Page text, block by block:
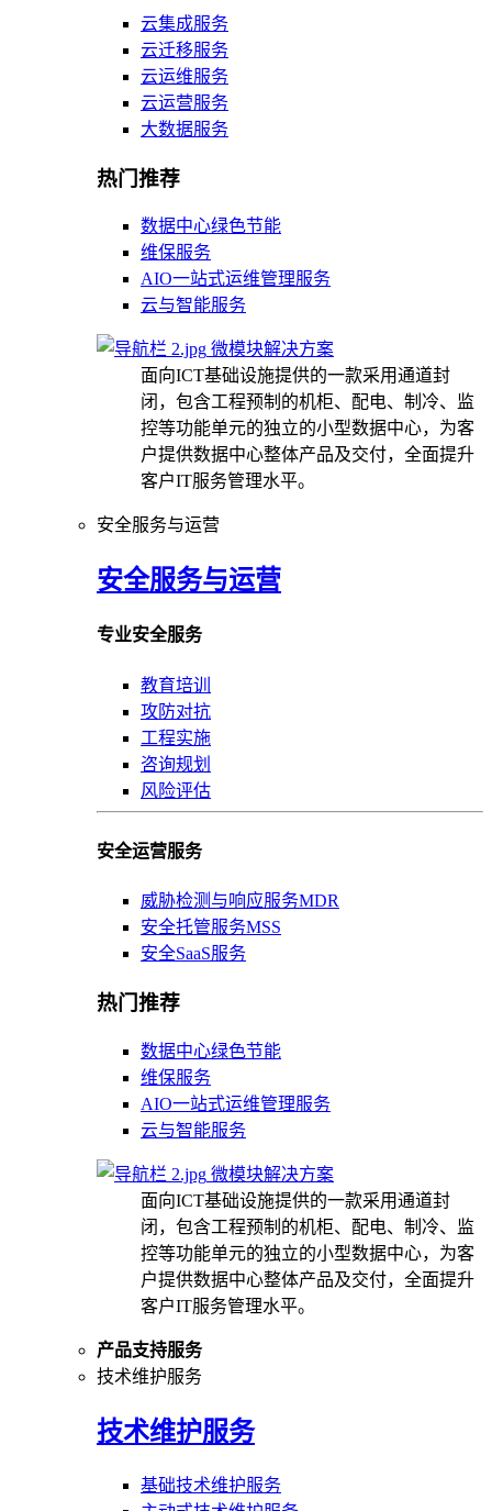
云集成服务
云迁移服务
云运维服务
云运营服务
大数据服务
热门推荐
数据中心绿色节能
维保服务
AIO一站式运维管理服务
云与智能服务
微模块解决方案
面向ICT基础设施提供的一款采用通道封
闭，包含工程预制的机柜、配电、制冷、监
控等功能单元的独立的小型数据中心，为客
户提供数据中心整体产品及交付，全面提升
客户IT服务管理水平。
安全服务与运营
安全服务与运营
专业安全服务
教育培训
攻防对抗
工程实施
咨询规划
风险评估
安全运营服务
威胁检测与响应服务MDR
安全托管服务MSS
安全SaaS服务
热门推荐
数据中心绿色节能
维保服务
AIO一站式运维管理服务
云与智能服务
微模块解决方案
面向ICT基础设施提供的一款采用通道封
闭，包含工程预制的机柜、配电、制冷、监
控等功能单元的独立的小型数据中心，为客
户提供数据中心整体产品及交付，全面提升
客户IT服务管理水平。
产品支持服务
技术维护服务
技术维护服务
基础技术维护服务